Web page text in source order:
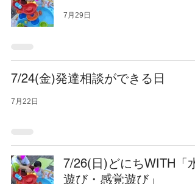
7月29日
7/24(金)発達相談ができる日
7月22日
7/26(日)どにちWITH「水
遊び・感覚遊び」